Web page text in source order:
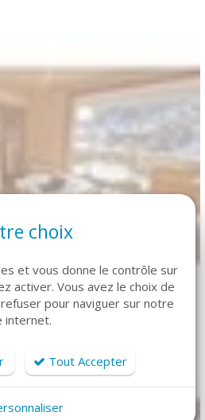
Vincent
choix
et vous donne le contrôle sur
activer. Vous avez le choix de
pour naviguer sur notre
internet.
Tout Accepter